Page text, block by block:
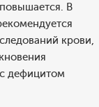
В
крови,
дефицитом